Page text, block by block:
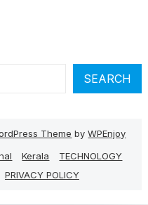
SEARCH
Theme byWPEnjoy
Kerala
TECHNOLOGY
PRIVACY POLICY